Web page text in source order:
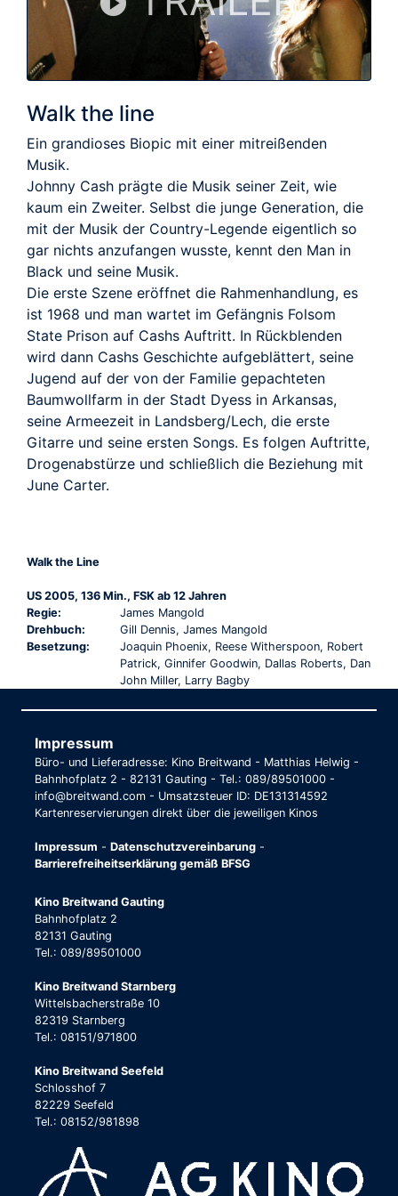
Walk the line
Ein grandioses Biopic mit einer mitreißenden
Musik.
Johnny Cash prägte die Musik seiner Zeit, wie
kaum ein Zweiter. Selbst die junge Generation, die
mit der Musik der Country-Legende eigentlich so
gar nichts anzufangen wusste, kennt den Man in
Black und seine Musik.
Die erste Szene eröffnet die Rahmenhandlung, es
ist 1968 und man wartet im Gefängnis Folsom
State Prison auf Cashs Auftritt. In Rückblenden
wird dann Cashs Geschichte aufgeblättert, seine
Jugend auf der von der Familie gepachteten
Baumwollfarm in der Stadt Dyess in Arkansas,
seine Armeezeit in Landsberg/Lech, die erste
Gitarre und seine ersten Songs. Es folgen Auftritte,
Drogenabstürze und schließlich die Beziehung mit
June Carter.
Walk the Line
US 2005, 136 Min., FSK ab 12 Jahren
Regie:
James Mangold
Drehbuch:
Gill Dennis, James Mangold
Besetzung:
Joaquin Phoenix, Reese Witherspoon, Robert
Patrick, Ginnifer Goodwin, Dallas Roberts, Dan
John Miller, Larry Bagby
Impressum
Büro- und Lieferadresse: Kino Breitwand - Matthias Helwig -
Bahnhofplatz 2 - 82131 Gauting - Tel.: 089/89501000 -
info@breitwand.com - Umsatzsteuer ID: DE131314592
Kartenreservierungen direkt über die jeweiligen Kinos
Impressum - Datenschutzvereinbarung -
Barrierefreiheitserklärung gemäß BFSG
Kino Breitwand Gauting
Bahnhofplatz 2
82131 Gauting
Tel.: 089/89501000
Kino Breitwand Starnberg
Wittelsbacherstraße 10
82319 Starnberg
Tel.: 08151/971800
Kino Breitwand Seefeld
Schlosshof 7
82229 Seefeld
Tel.: 08152/981898